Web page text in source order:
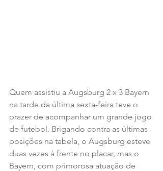
Quem assistiu a Augsburg 2 x 3 Bayern
na tarde da última sexta-feira teve o
prazer de acompanhar um grande jogo
de futebol. Brigando contra as últimas
posições na tabela, o Augsburg esteve
duas vezes à frente no placar, mas o
Bayern, com primorosa atuação de